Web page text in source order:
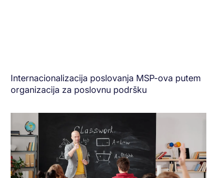
Internacionalizacija poslovanja MSP-ova putem
organizacija za poslovnu podršku